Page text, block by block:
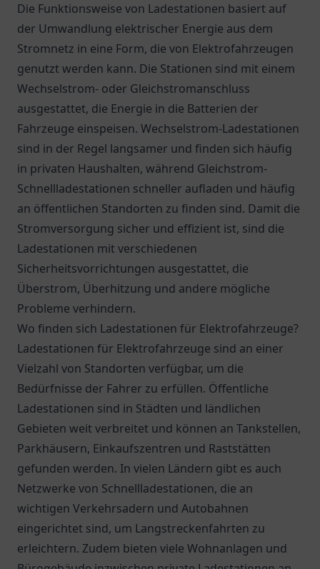
Die Funktionsweise von Ladestationen basiert auf
der Umwandlung elektrischer Energie aus dem
Stromnetz in eine Form, die von Elektrofahrzeugen
genutzt werden kann. Die Stationen sind mit einem
Wechselstrom- oder Gleichstromanschluss
ausgestattet, die Energie in die Batterien der
Fahrzeuge einspeisen. Wechselstrom-Ladestationen
sind in der Regel langsamer und finden sich häufig
in privaten Haushalten, während Gleichstrom-
Schnellladestationen schneller aufladen und häufig
an öffentlichen Standorten zu finden sind. Damit die
Stromversorgung sicher und effizient ist, sind die
Ladestationen mit verschiedenen
Sicherheitsvorrichtungen ausgestattet, die
Überstrom, Überhitzung und andere mögliche
Probleme verhindern.
Wo finden sich Ladestationen für Elektrofahrzeuge?
Ladestationen für Elektrofahrzeuge sind an einer
Vielzahl von Standorten verfügbar, um die
Bedürfnisse der Fahrer zu erfüllen. Öffentliche
Ladestationen sind in Städten und ländlichen
Gebieten weit verbreitet und können an Tankstellen,
Parkhäusern, Einkaufszentren und Raststätten
gefunden werden. In vielen Ländern gibt es auch
Netzwerke von Schnellladestationen, die an
wichtigen Verkehrsadern und Autobahnen
eingerichtet sind, um Langstreckenfahrten zu
erleichtern. Zudem bieten viele Wohnanlagen und